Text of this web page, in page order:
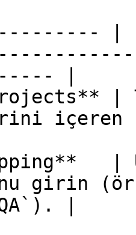
|
|
|
|
girin
|